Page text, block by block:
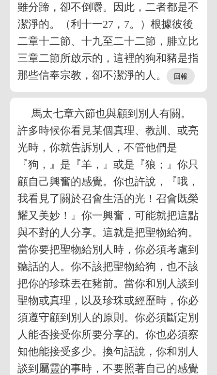
雖分蹄，卻不倒嚼。因此，二者都是不
潔淨的。（利十一27，7。）根據彼後
二章十二節、十九至二十二節，腓立比
三章二節所啟示的，這裡的狗和豬是指
那些信奉宗教，卻不潔淨的人。
馬太七章六節也與顧到別人有關。
許多時候你看見某個真理、教訓、或亮
光時，你就告訴別人，不管他們是
『狗，』是『羊，』或是『狼；』你只
顧自己興奮的感覺。你也許說，『哦，
我看見了關於召會生活的光！召會既榮
耀又美妙！』你一興奮，可能就把這點
與不對的人分享。這就是把聖物給狗。
當你要把聖物給別人時，你必須考慮到
聽話的人。你不該把聖物給狗，也不該
把你的珍珠丟在豬前。當你和別人談到
聖物或真理，以及珍珠或經歷時，你必
須遵守顧到別人的原則。你必須斷定別
人能否接受你所要分享的。你也必須察
知他能接受多少。換句話說，你和別人
談到屬靈的事時，不要照著自己的感覺